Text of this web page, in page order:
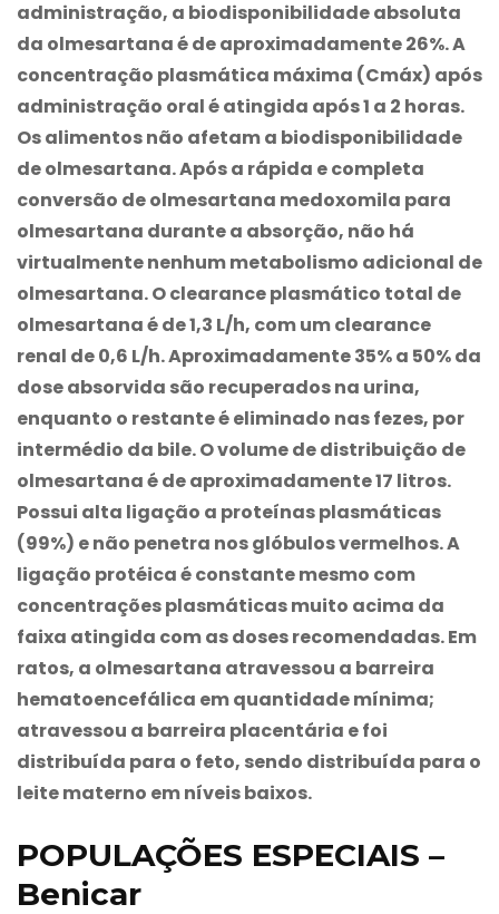
administração, a biodisponibilidade absoluta
da olmesartana é de aproximadamente 26%. A
concentração plasmática máxima (Cmáx) após
administração oral é atingida após 1 a 2 horas.
Os alimentos não afetam a biodisponibilidade
de olmesartana. Após a rápida e completa
conversão de olmesartana medoxomila para
olmesartana durante a absorção, não há
virtualmente nenhum metabolismo adicional de
olmesartana. O clearance plasmático total de
olmesartana é de 1,3 L/h, com um clearance
renal de 0,6 L/h. Aproximadamente 35% a 50% da
dose absorvida são recuperados na urina,
enquanto o restante é eliminado nas fezes, por
intermédio da bile. O volume de distribuição de
olmesartana é de aproximadamente 17 litros.
Possui alta ligação a proteínas plasmáticas
(99%) e não penetra nos glóbulos vermelhos. A
ligação protéica é constante mesmo com
concentrações plasmáticas muito acima da
faixa atingida com as doses recomendadas. Em
ratos, a olmesartana atravessou a barreira
hematoencefálica em quantidade mínima;
atravessou a barreira placentária e foi
distribuída para o feto, sendo distribuída para o
leite materno em níveis baixos.
POPULAÇÕES ESPECIAIS –
Benicar